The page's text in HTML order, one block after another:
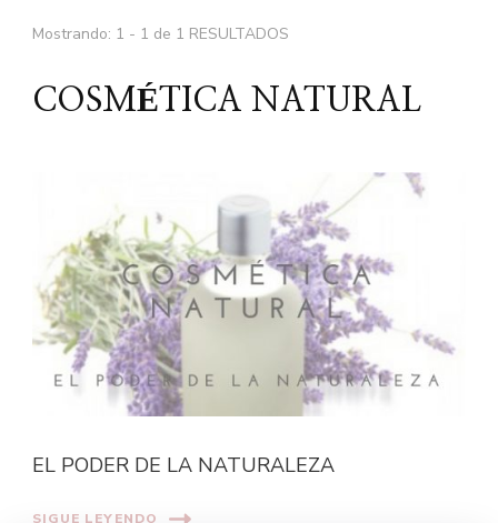
Mostrando: 1 - 1 de 1 RESULTADOS
COSMÉTICA NATURAL
EL PODER DE LA NATURALEZA
SIGUE LEYENDO